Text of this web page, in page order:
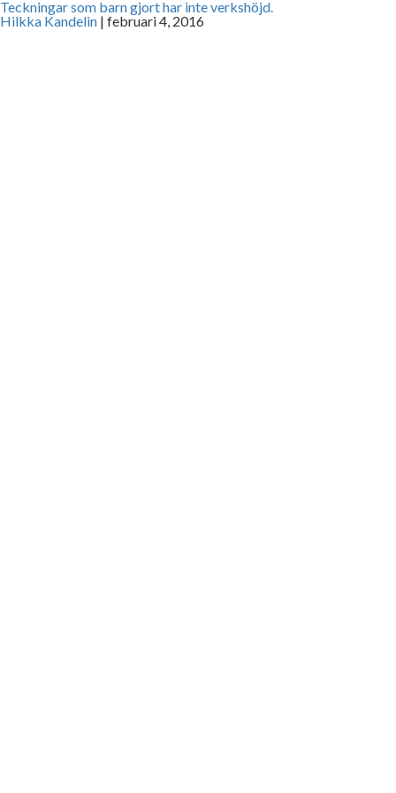
Teckningar som barn gjort har inte verkshöjd.
Hilkka Kandelin | februari 4, 2016